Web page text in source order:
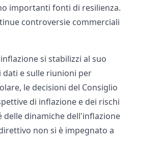
importanti fonti di resilienza.
controversie commerciali
si stabilizzi al suo
dati e sulle riunioni per
le decisioni del Consiglio
di inflazione e dei rischi
delle dinamiche dell'inflazione
non si è impegnato a